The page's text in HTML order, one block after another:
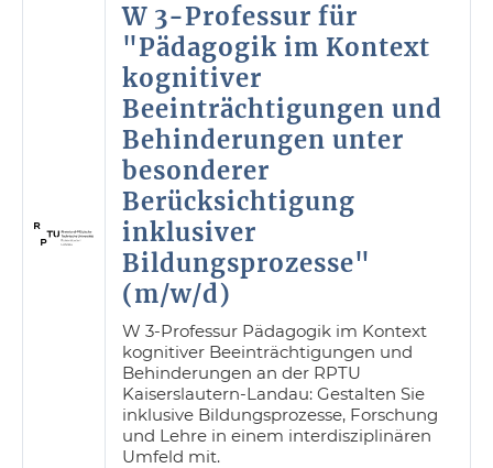
W 3-Professur für
"Pädagogik im Kontext
kognitiver
Beeinträchtigungen und
Behinderungen unter
besonderer
Berücksichtigung
inklusiver
Bildungsprozesse"
(m/w/d)
W 3-Professur Pädagogik im Kontext
kognitiver Beeinträchtigungen und
Behinderungen an der RPTU
Kaiserslautern-Landau: Gestalten Sie
inklusive Bildungsprozesse, Forschung
und Lehre in einem interdisziplinären
Umfeld mit.